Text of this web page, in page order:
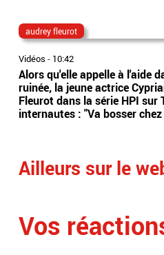
audrey fleurot
Vidéos - 10:42
Alors qu'elle appelle à l'aide
ruinée, la jeune actrice
Fleurot dans la série HPI sur
internautes : "Va bosser
Ailleurs sur le
Vos